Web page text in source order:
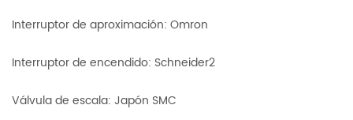
Interruptor de aproximación: Omron
Interruptor de encendido: Schneider2
Válvula de escala: Japón SMC